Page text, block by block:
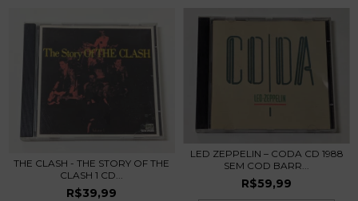
THE CLASH - THE STORY OF THE
CLASH 1 CD...
R$39,99
LED ZEPPELIN – CODA CD 1988
SEM COD BARR...
R$59,99